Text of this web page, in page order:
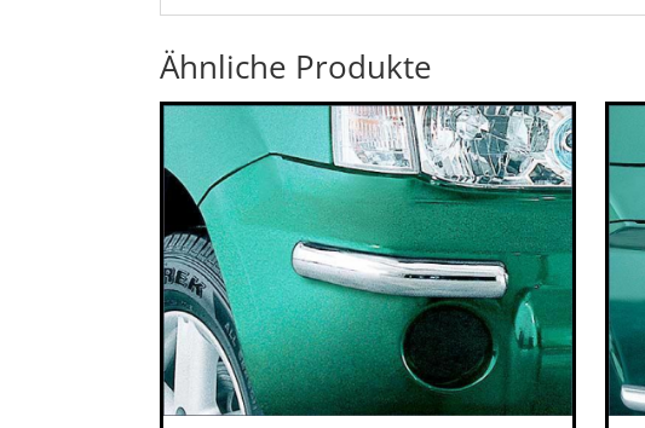
Ähnliche Produkte